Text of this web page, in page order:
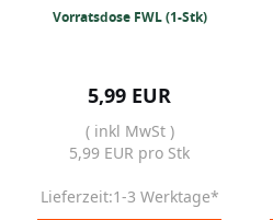
Vorratsdose FWL (1-Stk)
5,99 EUR
( inkl MwSt )
5,99 EUR pro Stk
Lieferzeit:1-3 Werktage*